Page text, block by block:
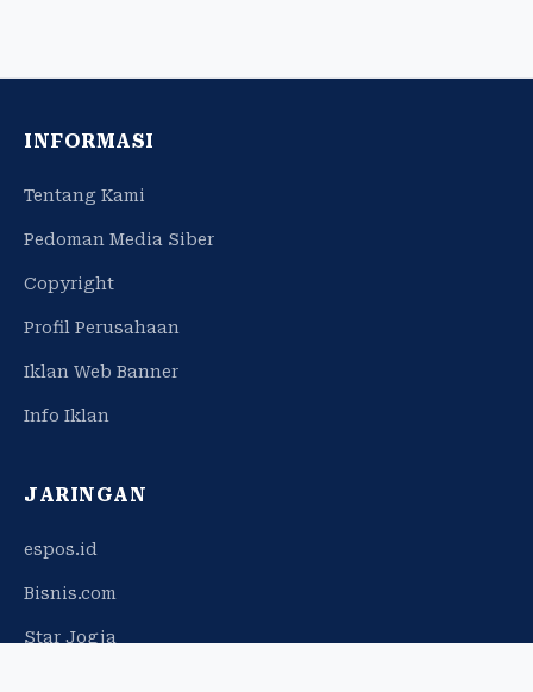
INFORMASI
Tentang Kami
Pedoman Media Siber
Copyright
Profil Perusahaan
Iklan Web Banner
Info Iklan
JARINGAN
espos.id
Bisnis.com
Star Jogja